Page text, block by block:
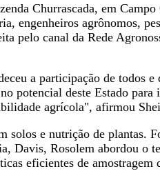
Churrascada, em
engenheiros agrônomos,
pelo canal da Rede
a participação de todos e
potencial deste Estado para
agrícola", afirmou
solos e nutrição de plantas.
Davis, Rosolem abordou o
eficientes de amostragem